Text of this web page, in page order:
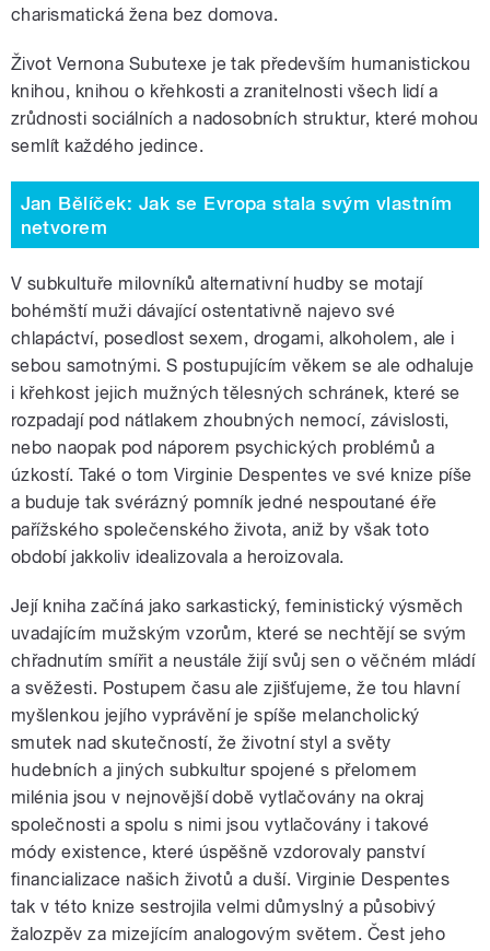
charismatická žena bez domova.
Život Vernona Subutexe je tak především humanistickou
knihou, knihou o křehkosti a zranitelnosti všech lidí a
zrůdnosti sociálních a nadosobních struktur, které mohou
semlít každého jedince.
Jan Bělíček: Jak se Evropa stala svým vlastním
netvorem
V subkultuře milovníků alternativní hudby se motají
bohémští muži dávající ostentativně najevo své
chlapáctví, posedlost sexem, drogami, alkoholem, ale i
sebou samotnými. S postupujícím věkem se ale odhaluje
i křehkost jejich mužných tělesných schránek, které se
rozpadají pod nátlakem zhoubných nemocí, závislosti,
nebo naopak pod náporem psychických problémů a
úzkostí. Také o tom Virginie Despentes ve své knize píše
a buduje tak svérázný pomník jedné nespoutané éře
pařížského společenského života, aniž by však toto
období jakkoliv idealizovala a heroizovala.
Její kniha začíná jako sarkastický, feministický výsměch
uvadajícím mužským vzorům, které se nechtějí se svým
chřadnutím smířit a neustále žijí svůj sen o věčném mládí
a svěžesti. Postupem času ale zjišťujeme, že tou hlavní
myšlenkou jejího vyprávění je spíše melancholický
smutek nad skutečností, že životní styl a světy
hudebních a jiných subkultur spojené s přelomem
milénia jsou v nejnovější době vytlačovány na okraj
společnosti a spolu s nimi jsou vytlačovány i takové
módy existence, které úspěšně vzdorovaly panství
financializace našich životů a duší. Virginie Despentes
tak v této knize sestrojila velmi důmyslný a působivý
žalozpěv za mizejícím analogovým světem. Čest jeho